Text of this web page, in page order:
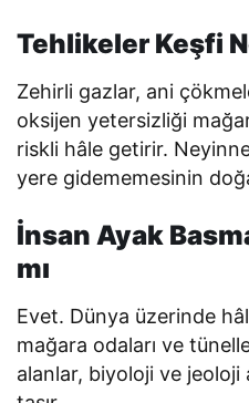
Tehlikeler Keşfi
Zehirli gazlar, ani
oksijen yetersizliği
riskli hâle getirir.
yere gidememesinin
İnsan Ayak
mı
Evet. Dünya üzerinde
mağara odaları ve
alanlar, biyoloji ve jeoloji